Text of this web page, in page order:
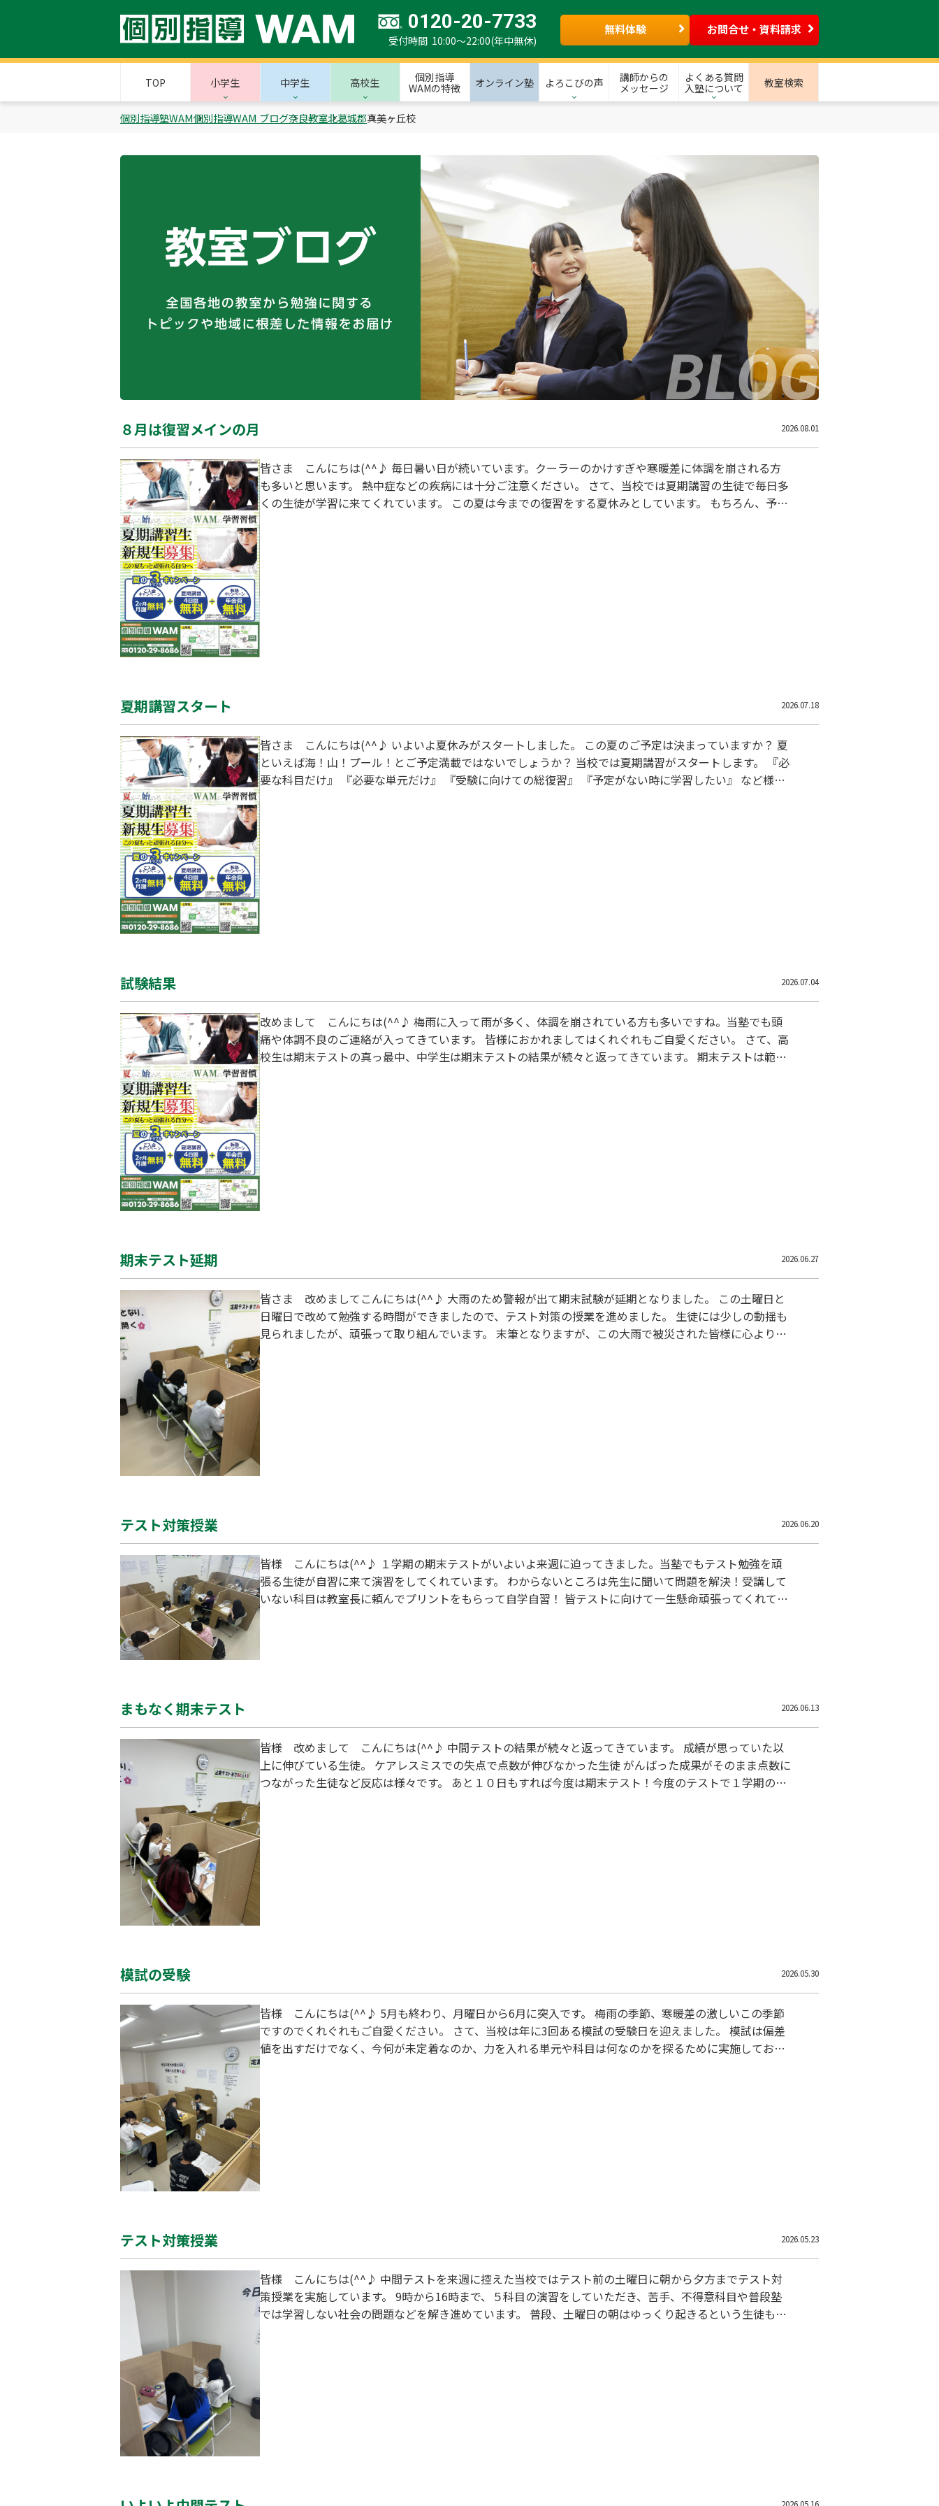
0120-20-7733
受付時間 10:00～22:00(年中無休)
無料体験 お問合せ・資料請求
TOP 小学生 中学生 高校生
個別指導
WAMの特徴
オンライン塾 よろこびの声
講師からの
メッセージ
よくある質問
入塾について
教室検索
個別指導塾WAM個別指導WAM ブログ奈良教室北葛城郡真美ヶ丘校
2026.08.01
８月は復習メインの月
皆さま こんにちは(^^♪ 毎日暑い日が続いています。クーラーのかけすぎや寒暖差に体調を崩される方
も多いと思います。 熱中症などの疾病には十分ご注意ください。 さて、当校では夏期講習の生徒で毎日多
くの生徒が学習に来てくれています。 この夏は今までの復習をする夏休みとしています。 もちろん、予習
2026.07.18
夏期講習スタート
皆さま こんにちは(^^♪ いよいよ夏休みがスタートしました。 この夏のご予定は決まっていますか？ 夏
といえば海！山！プール！とご予定満載ではないでしょうか？ 当校では夏期講習がスタートします。 『必
要な科目だけ』 『必要な単元だけ』 『受験に向けての総復習』 『予定がない時に学習したい』 など様々
2026.07.04
試験結果
改めまして こんにちは(^^♪ 梅雨に入って雨が多く、体調を崩されている方も多いですね。当塾でも頭
痛や体調不良のご連絡が入ってきています。 皆様におかれましてはくれぐれもご自愛ください。 さて、高
校生は期末テストの真っ最中、中学生は期末テストの結果が続々と返ってきています。 期末テストは範囲
2026.06.27
期末テスト延期
皆さま 改めましてこんにちは(^^♪ 大雨のため警報が出て期末試験が延期となりました。 この土曜日と
日曜日で改めて勉強する時間ができましたので、テスト対策の授業を進めました。 生徒には少しの動揺も
見られましたが、頑張って取り組んでいます。 末筆となりますが、この大雨で被災された皆様に心よりお
2026.06.20
テスト対策授業
皆様 こんにちは(^^♪ １学期の期末テストがいよいよ来週に迫ってきました。当塾でもテスト勉強を頑
張る生徒が自習に来て演習をしてくれています。 わからないところは先生に聞いて問題を解決！受講して
いない科目は教室長に頼んでプリントをもらって自学自習！ 皆テストに向けて一生懸命頑張ってくれてい
2026.06.13
まもなく期末テスト
皆様 改めまして こんにちは(^^♪ 中間テストの結果が続々と返ってきています。 成績が思っていた以
上に伸びている生徒。 ケアレスミスでの失点で点数が伸びなかった生徒 がんばった成果がそのまま点数に
つながった生徒など反応は様々です。 あと１０日もすれば今度は期末テスト！今度のテストで１学期の内
2026.05.30
模試の受験
皆様 こんにちは(^^♪ 5月も終わり、月曜日から6月に突入です。 梅雨の季節、寒暖差の激しいこの季節
ですのでくれぐれもご自愛ください。 さて、当校は年に3回ある模試の受験日を迎えました。 模試は偏差
値を出すだけでなく、今何が未定着なのか、力を入れる単元や科目は何なのかを探るために実施しており
2026.05.23
テスト対策授業
皆様 こんにちは(^^♪ 中間テストを来週に控えた当校ではテスト前の土曜日に朝から夕方までテスト対
策授業を実施しています。 9時から16時まで、５科目の演習をしていただき、苦手、不得意科目や普段塾
では学習しない社会の問題などを解き進めています。 普段、土曜日の朝はゆっくり起きるという生徒も来